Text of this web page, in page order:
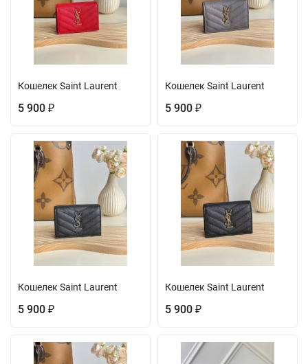
Кошелек Saint Laurent
5 900 ₽
Кошелек Saint Laurent
5 900 ₽
Кошелек Saint Laurent
5 900 ₽
Кошелек Saint Laurent
5 900 ₽